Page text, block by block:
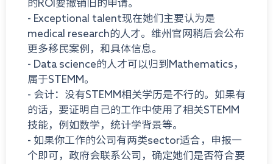
的ROI要撤销旧的申请。
- Exceptional talent现在她们主要认为是
medical research的人才。维州官网稍后会公布
更多移民案例，和具体信息。
- Data science的人才可以归到Mathematics，
属于STEMM。
- 会计：没有STEMM相关学历是不行的。如果有
的话，要证明自己的工作中使用了相关STEMM
技能，例如数学，统计学背景等。
- 如果你工作的公司有两类sector适合，申报一
个即可，政府会联系公司，确定她们是否符合要